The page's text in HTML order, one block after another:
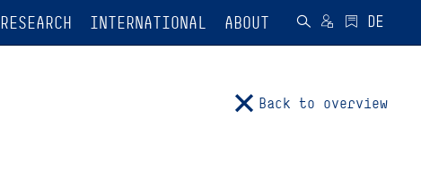
RESEARCH INTERNATIONAL ABOUT
Back to overview